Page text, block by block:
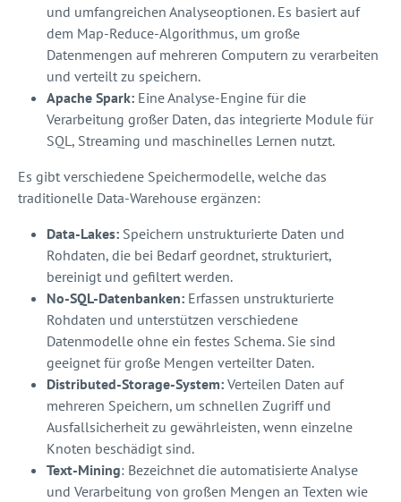
und umfangreichen Analyseoptionen. Es basiert auf
dem Map-Reduce-Algorithmus, um große
Datenmengen auf mehreren Computern zu verarbeiten
und verteilt zu speichern.
Apache Spark: Eine Analyse-Engine für die
Verarbeitung großer Daten, das integrierte Module für
SQL, Streaming und maschinelles Lernen nutzt.
Es gibt verschiedene Speichermodelle, welche das
traditionelle Data-Warehouse ergänzen:
Data-Lakes: Speichern unstrukturierte Daten und
Rohdaten, die bei Bedarf geordnet, strukturiert,
bereinigt und gefiltert werden.
No-SQL-Datenbanken: Erfassen unstrukturierte
Rohdaten und unterstützen verschiedene
Datenmodelle ohne ein festes Schema. Sie sind
geeignet für große Mengen verteilter Daten.
Distributed-Storage-System: Verteilen Daten auf
mehreren Speichern, um schnellen Zugriff und
Ausfallsicherheit zu gewährleisten, wenn einzelne
Knoten beschädigt sind.
Text-Mining: Bezeichnet die automatisierte Analyse
und Verarbeitung von großen Mengen an Texten wie